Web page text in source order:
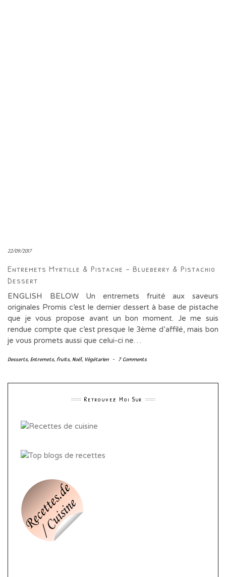
22/09/2017
Entremets Myrtille & Pistache – Blueberry & Pistachio
Dessert
ENGLISH BELOW Un entremets fruité aux saveurs
originales Promis c’est le dernier dessert à base de pistache
que je vous propose avant un bon moment. Je me suis
rendue compte que c’est presque le 3ème d’affilé, mais bon
je vous promets aussi que celui-ci ne…
Desserts, Entremets, fruits, Noël, Végétarien - 7 Comments
Retrouvez Moi Sur